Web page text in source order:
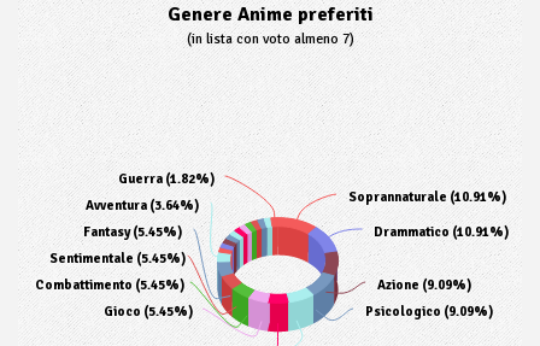
Genere Anime preferiti
(in lista con voto almeno 7)
Soprannaturale (10.91%)
Drammatico (10.91%)
Azione (9.09%)
Psicologico (9.09%)
Gioco (5.45%)
Combattimento (5.45%)
Sentimentale (5.45%)
Fantasy (5.45%)
Avventura (3.64%)
Guerra (1.82%)